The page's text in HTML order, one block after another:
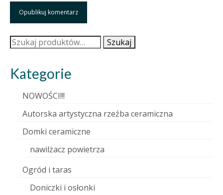
Szukaj: Szukaj
Kategorie
NOWOŚCI!!!
Autorska artystyczna rzeźba ceramiczna
Domki ceramiczne
nawilżacz powietrza
Ogród i taras
Doniczki i osłonki